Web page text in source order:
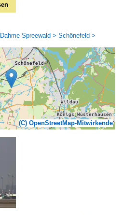
Spreewald > Schönefeld >
(C) OpenStreetMap-Mitwirkende